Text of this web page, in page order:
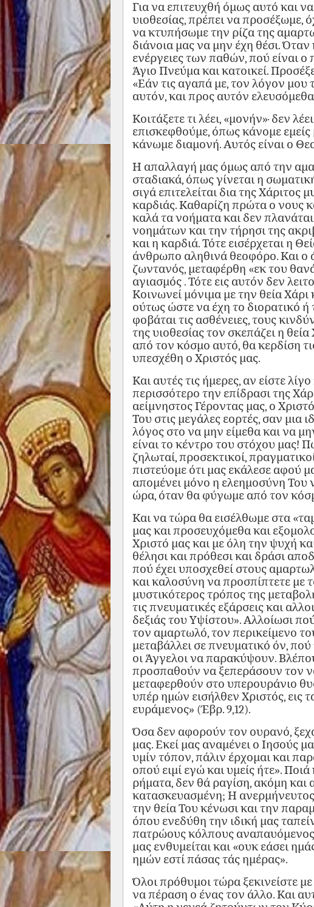
Για να επιτευχθή όμως αυτό και
υιοθεσίας, πρέπει να προσέξωμε,
να κτυπήσωμε την ρίζα της
διάνοια μας να μην έχη θέσι.
ενέργειες των παθών, πού είναι ο
Άγιο Πνεύμα και κατοικεί.
«Εάν τις αγαπά με, τον λόγον μου
αυτόν, και προς αυτόν
Κοιτάξετε τι λέει, «μονήν»· δεν
επισκεφθούμε, όπως κάνομε εμείς
κάνωμε διαμονή. Αυτός είναι ο
Η απαλλαγή μας όμως από την
σταδιακά, όπως γίνεται η
σιγά επιτελείται δια της
καρδιάς. Καθαρίζη πρώτα ο νους
καλά τα νοήματα και δεν
νοημάτων και την τήρησι της
και η καρδιά. Τότε εισέρχεται η
άνθρωπο αληθινά θεοφόρο. Και ο
ζωντανός, μεταφέρθη «εκ του
αγιασμός . Τότε εις αυτόν δεν
Κοινωνεί μόνιμα με την θεία Χάρι
ούτως ώστε να έχη το διορατικό
φοβάται τις ασθένειες, τους
της υιοθεσίας τον σκεπάζει η
από τον κόσμο αυτό, θα κερδίση
υπεσχέθη ο Χριστός μας.
Και αυτές τις ήμερες, αν είστε
περισσότερο την επίδρασι της
αείμνηστος Γέροντας μας, ο
Του στις μεγάλες εορτές, σαν μια
λόγος στο να μην είμεθα και να
είναι το κέντρο του στόχου μας!
ζηλωταί, προσεκτικοί,
πιστεύομε ότι μας εκάλεσε αφού
απομένει μόνο η ελεημοσύνη Του
ώρα, όταν θα φύγωμε από τον
Και να τώρα θα εισέλθωμε στα
μας και προσευχόμεθα και
Χριστό μας και με όλη την ψυχή
θέλησι και πρόθεσι και δράσι
πού έχει υποσχεθεί στους
και καλοσύνη να προσπίπτετε με
μυστικότερος τρόπος της
τις πνευματικές εξάρσεις και
δεξιάς του Υψίστου». Αλλοίωσι
τον αμαρτωλό, τον περικείμενο
μεταβάλλει σε πνευματικό όν,
οι Άγγελοι να παρακύψουν.
προσπαθούν να ξεπεράσουν τον
μεταφερθούν στο υπερουράνιο
υπέρ ημών εισήλθεν Χριστός, εις
ευράμενος» (Έβρ. 9,12).
Όσα δεν αφορούν τον ουρανό,
μας. Εκεί μας αναμένει ο Ιησούς
υμίν τόπον, πάλιν έρχομαι και
οπού ειμί εγώ και υμείς ήτε».
ρήματα, δεν θά ραγίση, ακόμη και
κατασκευασμένη; Η
την θεία Του κένωσι και την
όπου ενεδύθη την ιδική μας
πατρώους κόλπους
μας ενθυμείται και «ουκ εάσει
ημών εστί πάσας τάς ημέρας».
Όλοι πρόθυμοι τώρα ξεκινείστε
να πέραση ο ένας τον άλλο. Και